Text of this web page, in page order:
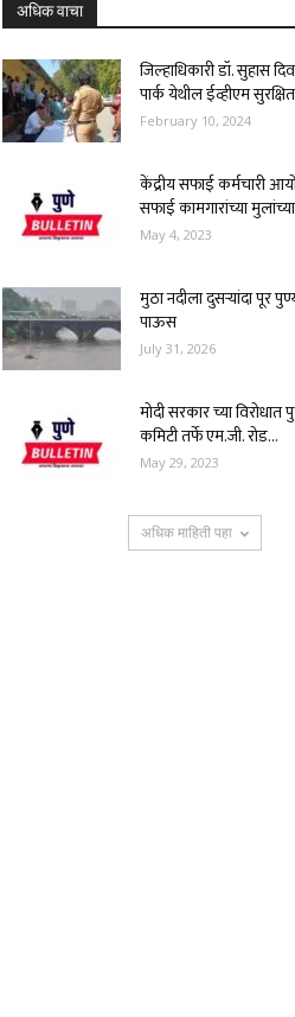
अधिक वाचा
जिल्हाधिकारी डॉ. सुहास
पार्क येथील ईव्हीएम
February 10, 2024
केंद्रीय सफाई कर्मचारी
सफाई कामगारांच्या
May 4, 2023
मुठा नदीला दुसऱ्यांदा पूर
पाऊस
July 31, 2026
मोदी सरकार च्या
कमिटी तर्फे एम.जी. रोड...
May 29, 2023
अधिक माहिती पहा